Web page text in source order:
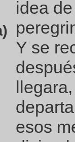
idea
Y se
esos